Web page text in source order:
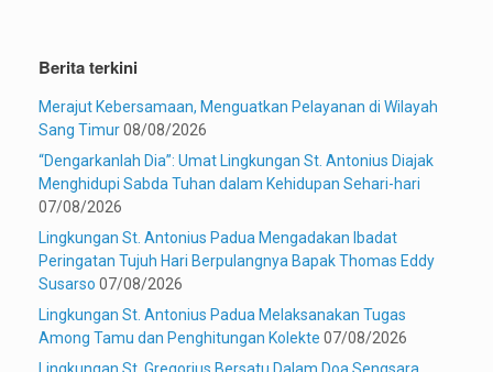
Berita terkini
Merajut Kebersamaan, Menguatkan Pelayanan di Wilayah
Sang Timur08/08/2026
“Dengarkanlah Dia”: Umat Lingkungan St. Antonius Diajak
Menghidupi Sabda Tuhan dalam Kehidupan Sehari-hari
07/08/2026
Lingkungan St. Antonius Padua Mengadakan Ibadat
Peringatan Tujuh Hari Berpulangnya Bapak Thomas Eddy
Susarso 07/08/2026
Lingkungan St. Antonius Padua Melaksanakan Tugas
Among Tamu dan Penghitungan Kolekte 07/08/2026
Lingkungan St. Gregorius Bersatu Dalam Doa Sengsara